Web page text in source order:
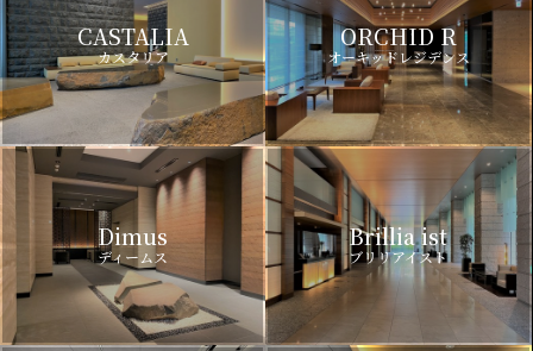
CASTALIA
カスタリア
ORCHID R
オーキッドレジデンス
Dimus
ディームス
Brillia ist
ブリリアイスト